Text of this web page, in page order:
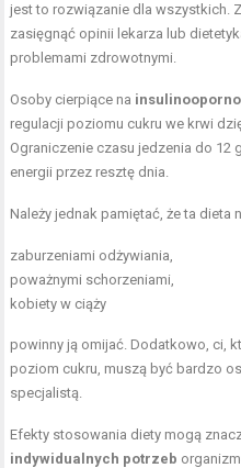
jest to rozwiązanie dla wszystkich.
zasięgnąć opinii lekarza lub
problemami zdrowotnymi.
Osoby cierpiące na
regulacji poziomu cukru we krwi
Ograniczenie czasu jedzenia do
energii przez resztę dnia.
Należy jednak pamiętać, że ta dieta
zaburzeniami odżywiania,
poważnymi schorzeniami,
kobiety w ciąży
powinny ją omijać. Dodatkowo, ci,
poziom cukru, muszą być bardzo
specjalistą.
Efekty stosowania diety mogą
indywidualnych potrzeb